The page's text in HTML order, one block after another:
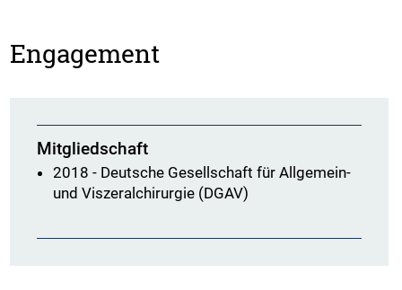
Engagement
Mitgliedschaft
2018 - Deutsche Gesellschaft für Allgemein-
und Viszeralchirurgie (DGAV)